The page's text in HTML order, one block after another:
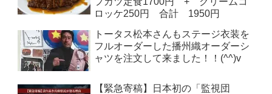
ロッケ250円 合計 1950円
トータス松本さんもステージ衣装を
フルオーダーした播州織オーダーシ
ャツを注文して来ました！！(^^)v
【緊急寄稿】日本初の「監視団